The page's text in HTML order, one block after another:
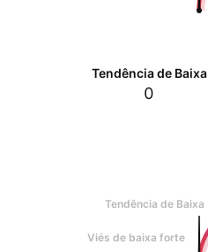
Tendência de Baixa
0
Tendência de Baixa
Viés de baixa forte